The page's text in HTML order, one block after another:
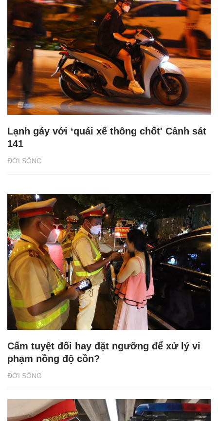
ĐỜI SỐNG
Lạnh gáy với ‘quái xế thông chốt' Cảnh sát
141
ĐỜI SỐNG
Cấm tuyệt đối hay đặt ngưỡng để xử lý vi
phạm nồng độ cồn?